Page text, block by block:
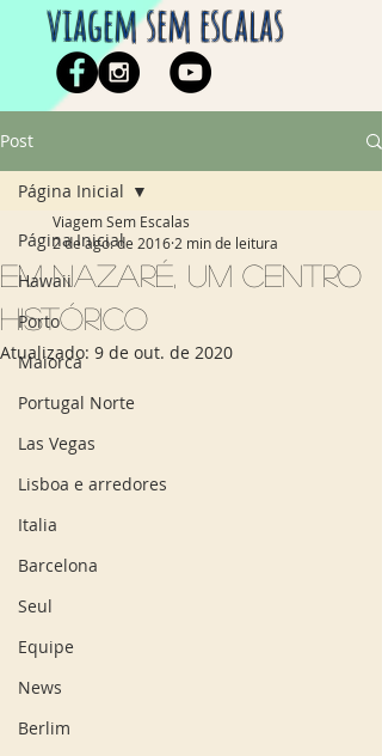
viagem sem escalas
Post
Página Inicial
Hawaii
Porto
Maiorca
Portugal Norte
Las Vegas
Lisboa e arredores
Italia
Barcelona
Seul
Equipe
News
Berlim
Página Inicial
Em Nazaré, um centro
histórico
Viagem Sem Escalas
2 de ago. de 2016 2 min de leitura
Atualizado: 9 de out. de 2020